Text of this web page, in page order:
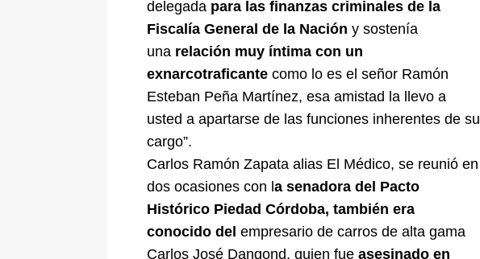
delegada para las finanzas criminales de la
Fiscalía General de la Nación y sostenía
una relación muy íntima con un
exnarcotraficante como lo es el señor Ramón
Esteban Peña Martínez, esa amistad la llevo a
usted a apartarse de las funciones inherentes de su
cargo”.
Carlos Ramón Zapata alias El Médico, se reunió en
dos ocasiones con l a senadora del Pacto
Histórico Piedad Córdoba, también era
conocido del empresario de carros de alta gama
Carlos José Dangond, quien fue asesinado en